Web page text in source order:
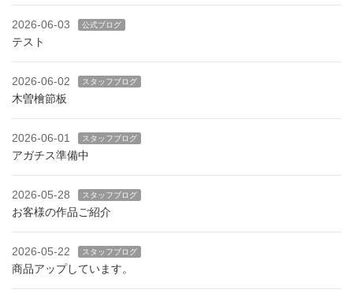
2026-06-03 公式ブログ
テスト
2026-06-02 スタッフブログ
木曽檜節板
2026-06-01 スタッフブログ
アガチス準備中
2026-05-28 スタッフブログ
お客様の作品ご紹介
2026-05-22 スタッフブログ
商品アップしています。